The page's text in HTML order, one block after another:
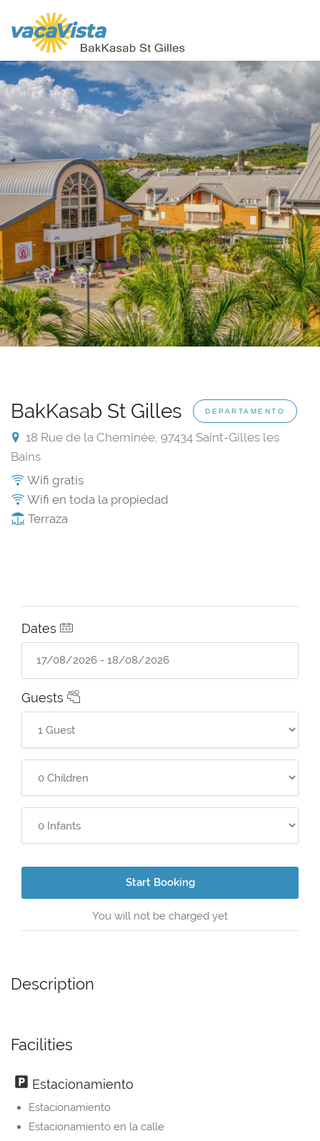
BakKasab St Gilles DEPARTAMENTO
18 Rue de la Cheminée, 97434 Saint-Gilles les
Bains
Wifi gratis
Wifi en toda la propiedad
Terraza
Dates
Guests
Start Booking
You will not be charged yet
Description
Facilities
Estacionamiento
Estacionamiento
Estacionamiento en la calle